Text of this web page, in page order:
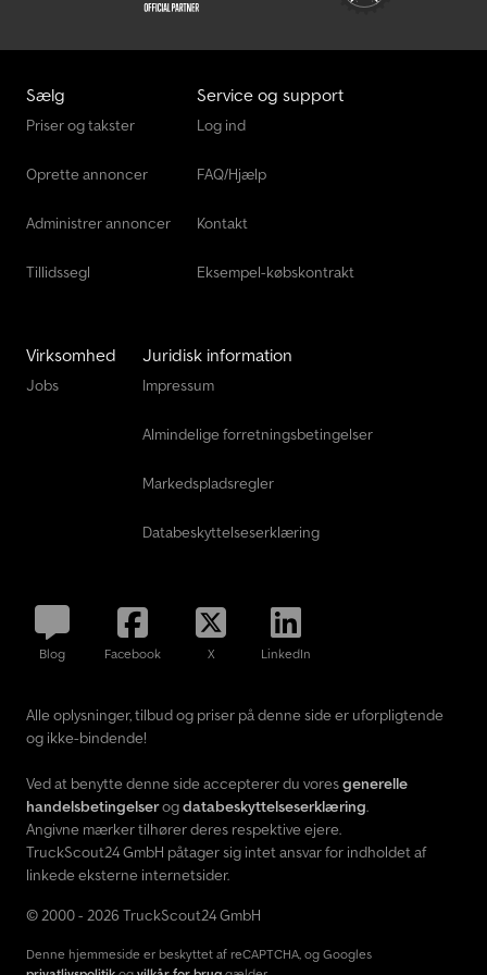
Sælg
Priser og takster
Oprette annoncer
Administrer annoncer
Tillidssegl
Service og support
Log ind
FAQ/Hjælp
Kontakt
Eksempel-købskontrakt
Virksomhed
Jobs
Juridisk information
Impressum
Almindelige forretningsbetingelser
Markedspladsregler
Databeskyttelseserklæring
Blog Facebook X LinkedIn
Alle oplysninger, tilbud og priser på denne side er uforpligtende
og ikke-bindende!
Ved at benytte denne side accepterer du voresgenerelle
handelsbetingelserogdatabeskyttelseserklæring.
Angivne mærker tilhører deres respektive ejere.
TruckScout24 GmbH påtager sig intet ansvar for indholdet af
linkede eksterne internetsider.
© 2000 - 2026 TruckScout24 GmbH
Denne hjemmeside er beskyttet af reCAPTCHA, og Googles